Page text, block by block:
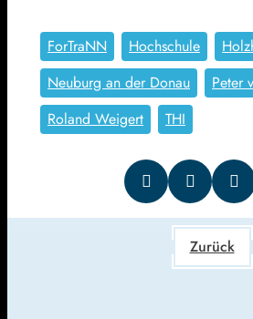
ForTraNN Hochschule
Neuburg an der Donau
Peter
Roland Weigert
THI
Zurück